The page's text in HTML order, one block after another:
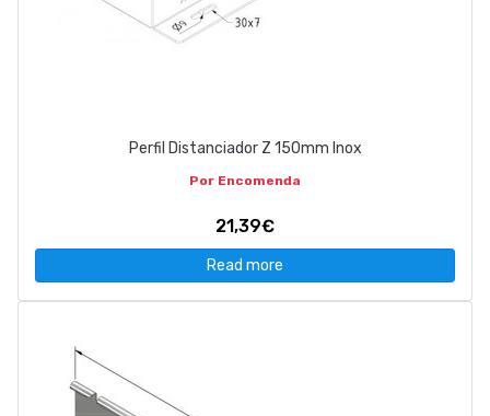
Perfil Distanciador Z 150mm Inox
Por Encomenda
21,39€
Read more